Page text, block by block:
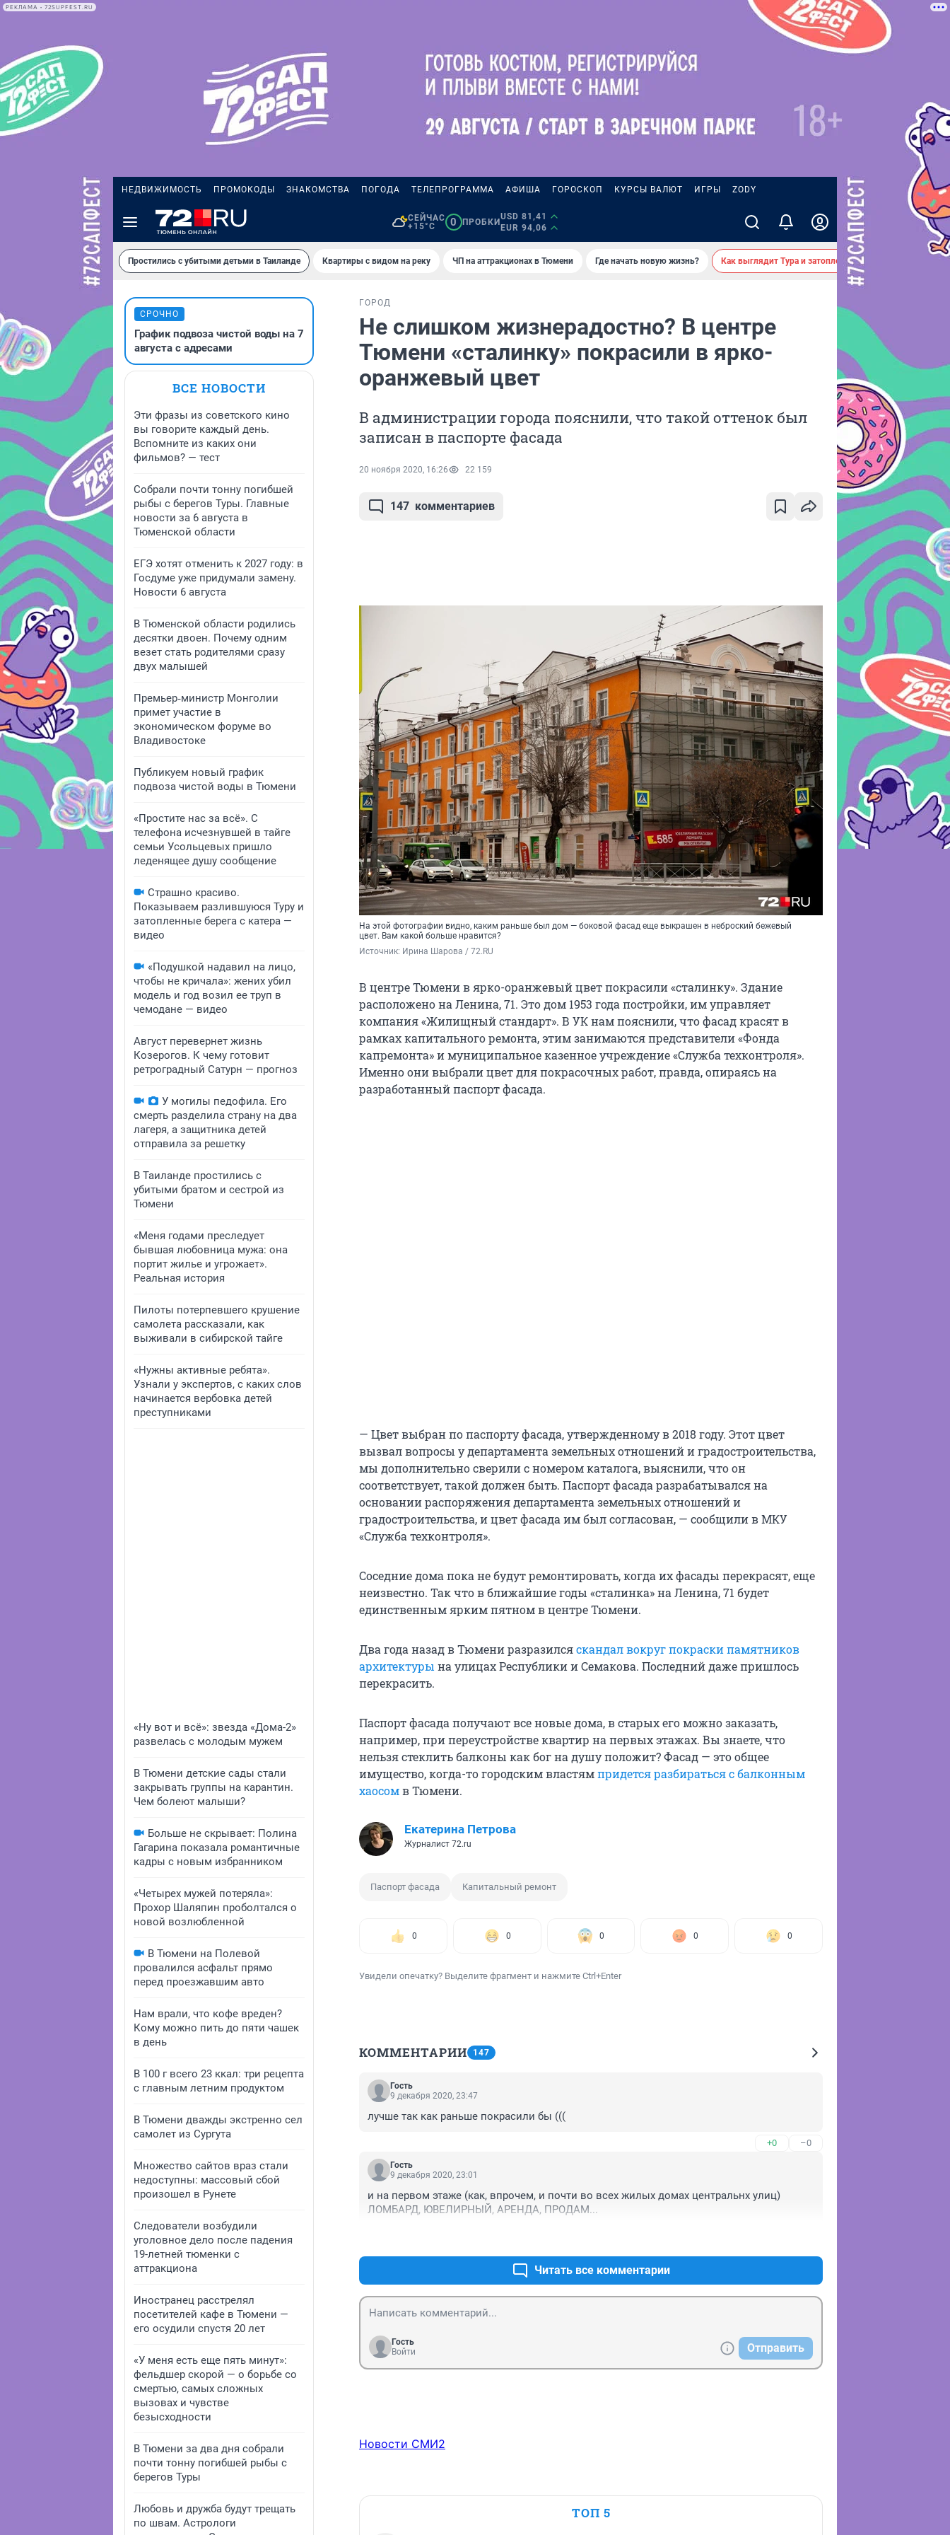
РЕКЛАМА • 72SUPFEST.RU
НЕДВИЖИМОСТЬ ПРОМОКОДЫ ЗНАКОМСТВА ПОГОДА ТЕЛЕПРОГРАММА АФИША ГОРОСКОП КУРСЫ ВАЛЮТ ИГРЫ ZODY
СЕЙЧАС
+15°C
0 ПРОБКИ
USD 81,41
EUR 94,06
Простились с убитыми детьми в Таиланде Квартиры с видом на реку ЧП на аттракционах в Тюмени Где начать новую жизнь? Как выглядит Тура и затопленные берега — вид с реки
СРОЧНО
График подвоза чистой воды на 7
августа с адресами
ВСЕ НОВОСТИ
Эти фразы из советского кино
вы говорите каждый день.
Вспомните из каких они
фильмов? — тест
Собрали почти тонну погибшей
рыбы с берегов Туры. Главные
новости за 6 августа в
Тюменской области
ЕГЭ хотят отменить к 2027 году: в
Госдуме уже придумали замену.
Новости 6 августа
В Тюменской области родились
десятки двоен. Почему одним
везет стать родителями сразу
двух малышей
Премьер‑министр Монголии
примет участие в
экономическом форуме во
Владивостоке
Публикуем новый график
подвоза чистой воды в Тюмени
«Простите нас за всё». С
телефона исчезнувшей в тайге
семьи Усольцевых пришло
леденящее душу сообщение
Страшно красиво.
Показываем разлившуюся Туру и
затопленные берега с катера —
видео
«Подушкой надавил на лицо,
чтобы не кричала»: жених убил
модель и год возил ее труп в
чемодане — видео
Август перевернет жизнь
Козерогов. К чему готовит
ретроградный Сатурн — прогноз
У могилы педофила. Его
смерть разделила страну на два
лагеря, а защитника детей
отправила за решетку
В Таиланде простились с
убитыми братом и сестрой из
Тюмени
«Меня годами преследует
бывшая любовница мужа: она
портит жилье и угрожает».
Реальная история
Пилоты потерпевшего крушение
самолета рассказали, как
выживали в сибирской тайге
«Нужны активные ребята».
Узнали у экспертов, с каких слов
начинается вербовка детей
преступниками
«Ну вот и всё»: звезда «Дома-2»
развелась с молодым мужем
В Тюмени детские сады стали
закрывать группы на карантин.
Чем болеют малыши?
Больше не скрывает: Полина
Гагарина показала романтичные
кадры с новым избранником
«Четырех мужей потеряла»:
Прохор Шаляпин проболтался о
новой возлюбленной
В Тюмени на Полевой
провалился асфальт прямо
перед проезжавшим авто
Нам врали, что кофе вреден?
Кому можно пить до пяти чашек
в день
В 100 г всего 23 ккал: три рецепта
с главным летним продуктом
В Тюмени дважды экстренно сел
самолет из Сургута
Множество сайтов враз стали
недоступны: массовый сбой
произошел в Рунете
Следователи возбудили
уголовное дело после падения
19-летней тюменки с
аттракциона
Иностранец расстрелял
посетителей кафе в Тюмени —
его осудили спустя 20 лет
«У меня есть еще пять минут»:
фельдшер скорой — о борьбе со
смертью, самых сложных
вызовах и чувстве
безысходности
В Тюмени за два дня собрали
почти тонну погибшей рыбы с
берегов Туры
Любовь и дружба будут трещать
по швам. Астрологи
ГОРОД
Не слишком жизнерадостно? В центре
Тюмени «сталинку» покрасили в ярко-
оранжевый цвет
В администрации города пояснили, что такой оттенок был
записан в паспорте фасада
20 ноября 2020, 16:26 22 159
147 комментариев
На этой фотографии видно, каким раньше был дом — боковой фасад еще выкрашен в неброский бежевый
цвет. Вам какой больше нравится?
Источник: Ирина Шарова / 72.RU
В центре Тюмени в ярко-оранжевый цвет покрасили «сталинку». Здание
расположено на Ленина, 71. Это дом 1953 года постройки, им управляет
компания «Жилищный стандарт». В УК нам пояснили, что фасад красят в
рамках капитального ремонта, этим занимаются представители «Фонда
капремонта» и муниципальное казенное учреждение «Служба техконтроля».
Именно они выбрали цвет для покрасочных работ, правда, опираясь на
разработанный паспорт фасада.
— Цвет выбран по паспорту фасада, утвержденному в 2018 году. Этот цвет
вызвал вопросы у департамента земельных отношений и градостроительства,
мы дополнительно сверили с номером каталога, выяснили, что он
соответствует, такой должен быть. Паспорт фасада разрабатывался на
основании распоряжения департамента земельных отношений и
градостроительства, и цвет фасада им был согласован, — сообщили в МКУ
«Служба техконтроля».
Соседние дома пока не будут ремонтировать, когда их фасады перекрасят, еще
неизвестно. Так что в ближайшие годы «сталинка» на Ленина, 71 будет
единственным ярким пятном в центре Тюмени.
Два года назад в Тюмени разразилсяскандал вокруг покраски памятников
архитектуры на улицах Республики и Семакова. Последний даже пришлось
перекрасить.
Паспорт фасада получают все новые дома, в старых его можно заказать,
например, при переустройстве квартир на первых этажах. Вы знаете, что
нельзя стеклить балконы как бог на душу положит? Фасад — это общее
имущество, когда-то городским властямпридется разбираться с балконным
хаосомв Тюмени.
Екатерина Петрова
Журналист 72.ru
Паспорт фасада Капитальный ремонт
0 0 0 0 0
Увидели опечатку? Выделите фрагмент и нажмите Ctrl+Enter
КОММЕНТАРИИ 147
Гость
9 декабря 2020, 23:47
лучше так как раньше покрасили бы (((
+0 –0
Гость
9 декабря 2020, 23:01
и на первом этаже (как, впрочем, и почти во всех жилых домах центральнх улиц)
ЛОМБАРД, ЮВЕЛИРНЫЙ, АРЕНДА, ПРОДАМ...
Читать все комментарии
Гость
Войти
Отправить
Новости СМИ2
ТОП 5